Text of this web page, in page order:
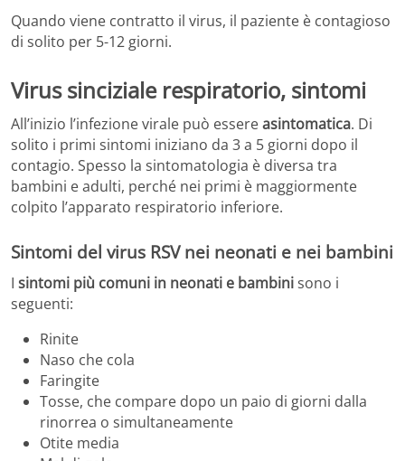
Quando viene contratto il virus, il paziente è contagioso
di solito per 5-12 giorni.
Virus sinciziale respiratorio, sintomi
All’inizio l’infezione virale può essereasintomatica. Di
solito i primi sintomi iniziano da 3 a 5 giorni dopo il
contagio. Spesso la sintomatologia è diversa tra
bambini e adulti, perché nei primi è maggiormente
colpito l’apparato respiratorio inferiore.
Sintomi del virus RSV nei neonati e nei bambini
I sintomi più comuni in neonati e bambinisono i
seguenti:
Rinite
Naso che cola
Faringite
Tosse, che compare dopo un paio di giorni dalla
rinorrea o simultaneamente
Otite media